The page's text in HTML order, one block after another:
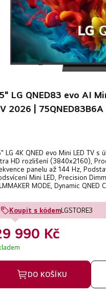
LG QNED83 evo AI
2026 | 75QNED83B6A
LG 4K QNED evo Mini LED TV s
HD rozlišení (3840x2160),
panelu až 144 Hz,
Mini LED, Precision
MODE, Dynamic QNED
Koupit s kódemLGSTORE3
990 Kč
DO KOŠÍKU